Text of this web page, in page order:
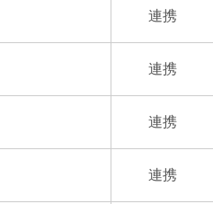
連携
連携
連携
連携